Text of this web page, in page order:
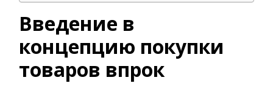
Введение в
концепцию покупки
товаров впрок